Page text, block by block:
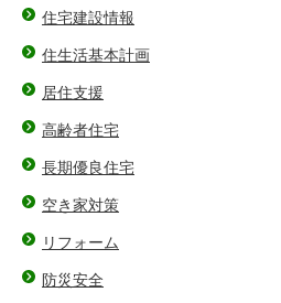
住宅建設情報
住生活基本計画
居住支援
高齢者住宅
長期優良住宅
空き家対策
リフォーム
防災安全